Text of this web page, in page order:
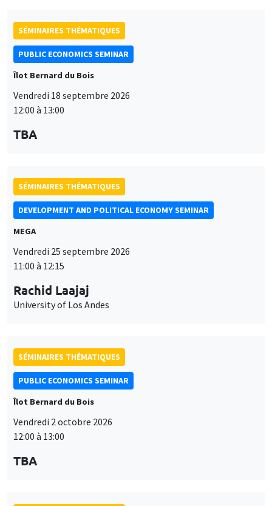
SÉMINAIRES THÉMATIQUES
PUBLIC ECONOMICS SEMINAR
Îlot Bernard du Bois
Vendredi 18 septembre 2026
12:00 à 13:00
TBA
SÉMINAIRES THÉMATIQUES
DEVELOPMENT AND POLITICAL ECONOMY SEMINAR
MEGA
Vendredi 25 septembre 2026
11:00 à 12:15
Rachid Laajaj
University of Los Andes
SÉMINAIRES THÉMATIQUES
PUBLIC ECONOMICS SEMINAR
Îlot Bernard du Bois
Vendredi 2 octobre 2026
12:00 à 13:00
TBA